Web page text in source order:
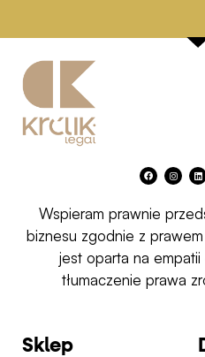
F
a
c
o
o
I
n
s
g
r
m
L
i
n
d
i
Wspieram prawnie
biznesu zgodnie z
jest oparta na empatii
tłumaczenie prawa
Sklep